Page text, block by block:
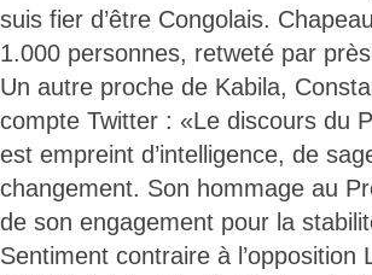
suis fier d’être Congolais.
1.000 personnes, retweté par
Un autre proche de Kabila,
compte Twitter : «Le discours du
est empreint d’intelligence, de
changement. Son hommage au
de son engagement pour la
Sentiment contraire à l’opposition